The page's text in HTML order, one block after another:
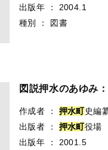
出版年
：
2004.1
種別
： 図書
図説押水のあゆみ
作成者 ： 押水町史編
出版者
： 押水町役場
出版年
：
2001.5